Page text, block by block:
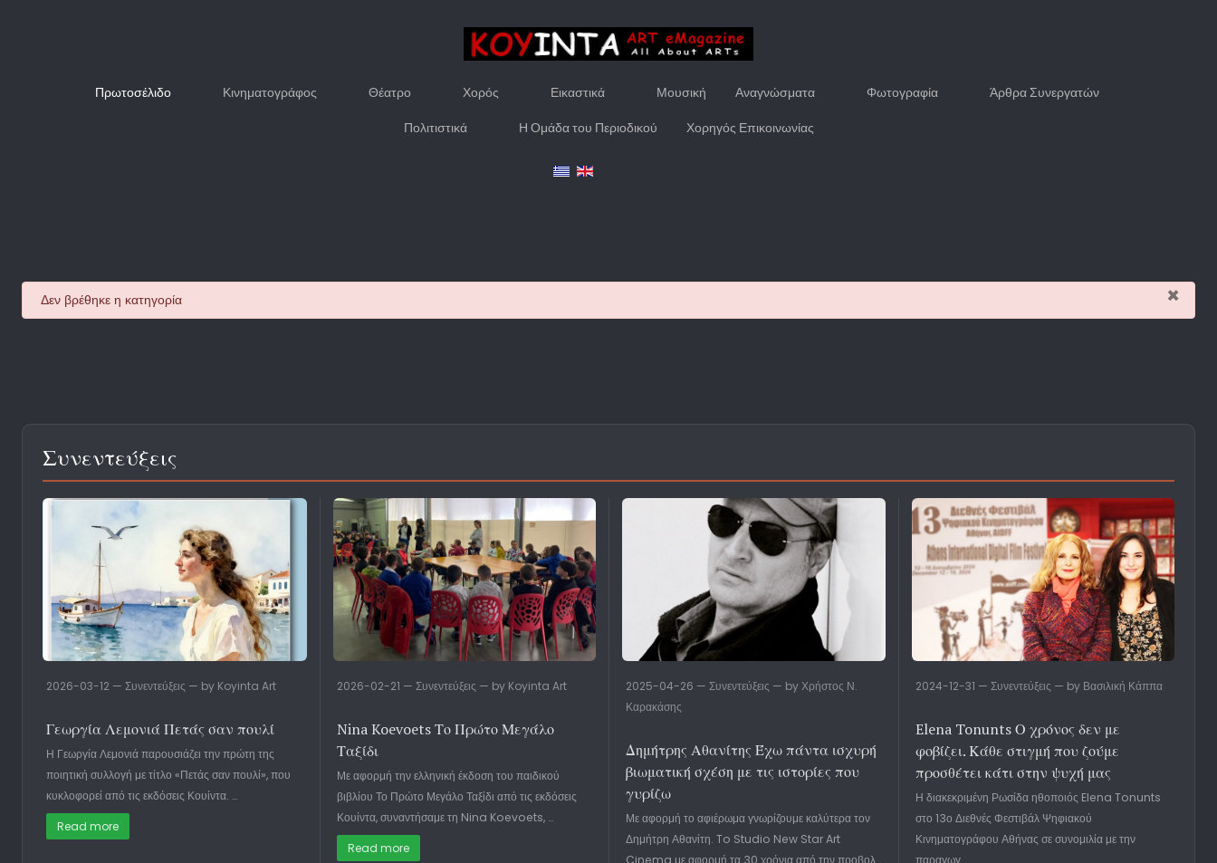
Πρωτοσέλιδο Κινηματογράφος Θέατρο Χορός Εικαστικά Μουσική Αναγνώσματα Φωτογραφία Άρθρα Συνεργατών
Πολιτιστικά Η Ομάδα του Περιοδικού Χορηγός Επικοινωνίας
×
danger
Δεν βρέθηκε η κατηγορία
Συνεντεύξεις
2026-03-12 — Συνεντεύξεις — by Koyinta Art
Γεωργία Λεμονιά Πετάς σαν πουλί
Η Γεωργία Λεμονιά παρουσιάζει την πρώτη της
ποιητική συλλογή με τίτλο «Πετάς σαν πουλί», που
κυκλοφορεί από τις εκδόσεις Κουίντα. …
Read more
2026-02-21 — Συνεντεύξεις — by Koyinta Art
Nina Koevoets Το Πρώτο Μεγάλο
Ταξίδι
Με αφορμή την ελληνική έκδοση του παιδικού
βιβλίου Το Πρώτο Μεγάλο Ταξίδι από τις εκδόσεις
Κουίντα, συναντήσαμε τη Nina Koevoets, …
Read more
2025-04-26 — Συνεντεύξεις — by Χρήστος Ν.
Καρακάσης
Δημήτρης Αθανίτης Έχω πάντα ισχυρή
βιωματική σχέση με τις ιστορίες που
γυρίζω
Με αφορμή το αφιέρωμα γνωρίζουμε καλύτερα τον
Δημήτρη Αθανίτη. To Studio New Star Art
Cinema με αφορμή τα 30 χρόνια από την προβολ…
2024-12-31 — Συνεντεύξεις — by Βασιλική Κάππα
Elena Tonunts Ο χρόνος δεν με
φοβίζει. Κάθε στιγμή που ζούμε
προσθέτει κάτι στην ψυχή μας
Η διακεκριμένη Ρωσίδα ηθοποιός Elena Tonunts
στο 13ο Διεθνές Φεστιβάλ Ψηφιακού
Κινηματογράφου Αθήνας σε συνομιλία με την
παραγωγ…